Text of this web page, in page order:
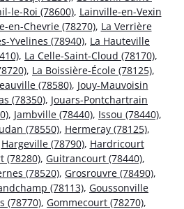
le-Roi (78600), Lainville-en-Vexin
en-Chevrie (78270), La Verrière
Yvelines (78940), La Hauteville
, La Celle-Saint-Cloud (78170),
, La Boissière-École (78125),
(78580), Jouy-Mauvoisin
(78350), Jouars-Pontchartrain
, Jambville (78440), Issou (78440),
(78550), Hermeray (78125),
Hargeville (78790), Hardricourt
(78280), Guitrancourt (78440),
(78520), Grosrouvre (78490),
(78113), Goussonville
(78770), Gommecourt (78270),